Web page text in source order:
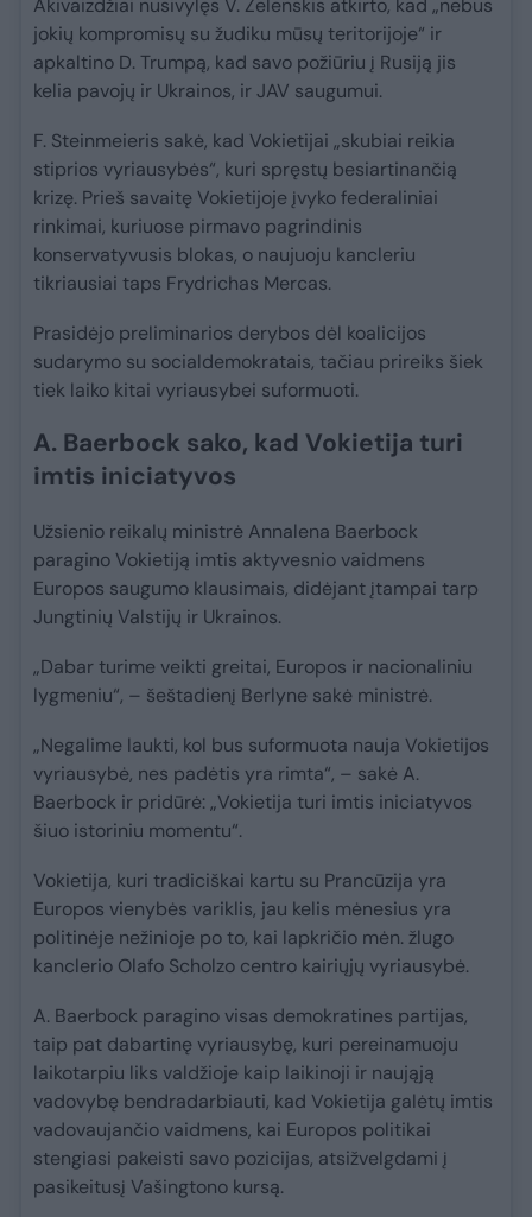
Akivaizdžiai nusivylęs V. Zelenskis atkirto, kad „nebus
jokių kompromisų su žudiku mūsų teritorijoje“ ir
apkaltino D. Trumpą, kad savo požiūriu į Rusiją jis
kelia pavojų ir Ukrainos, ir JAV saugumui.
F. Steinmeieris sakė, kad Vokietijai „skubiai reikia
stiprios vyriausybės“, kuri spręstų besiartinančią
krizę. Prieš savaitę Vokietijoje įvyko federaliniai
rinkimai, kuriuose pirmavo pagrindinis
konservatyvusis blokas, o naujuoju kancleriu
tikriausiai taps Frydrichas Mercas.
Prasidėjo preliminarios derybos dėl koalicijos
sudarymo su socialdemokratais, tačiau prireiks šiek
tiek laiko kitai vyriausybei suformuoti.
A. Baerbock sako, kad Vokietija turi
imtis iniciatyvos
Užsienio reikalų ministrė Annalena Baerbock
paragino Vokietiją imtis aktyvesnio vaidmens
Europos saugumo klausimais, didėjant įtampai tarp
Jungtinių Valstijų ir Ukrainos.
„Dabar turime veikti greitai, Europos ir nacionaliniu
lygmeniu“, – šeštadienį Berlyne sakė ministrė.
„Negalime laukti, kol bus suformuota nauja Vokietijos
vyriausybė, nes padėtis yra rimta“, – sakė A.
Baerbock ir pridūrė: „Vokietija turi imtis iniciatyvos
šiuo istoriniu momentu“.
Vokietija, kuri tradiciškai kartu su Prancūzija yra
Europos vienybės variklis, jau kelis mėnesius yra
politinėje nežinioje po to, kai lapkričio mėn. žlugo
kanclerio Olafo Scholzo centro kairiųjų vyriausybė.
A. Baerbock paragino visas demokratines partijas,
taip pat dabartinę vyriausybę, kuri pereinamuoju
laikotarpiu liks valdžioje kaip laikinoji ir naująją
vadovybę bendradarbiauti, kad Vokietija galėtų imtis
vadovaujančio vaidmens, kai Europos politikai
stengiasi pakeisti savo pozicijas, atsižvelgdami į
pasikeitusį Vašingtono kursą.